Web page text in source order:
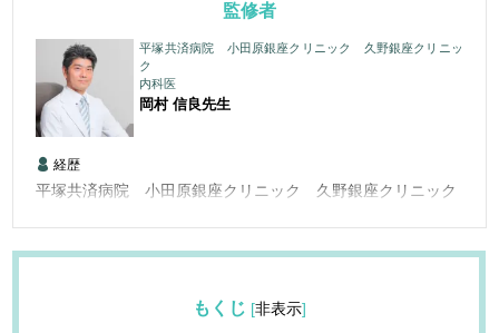
監修者
平塚共済病院 小田原銀座クリニック 久野銀座クリニッ
ク
内科医
岡村 信良先生
経歴
平塚共済病院 小田原銀座クリニック 久野銀座クリニック
もくじ [非表示]